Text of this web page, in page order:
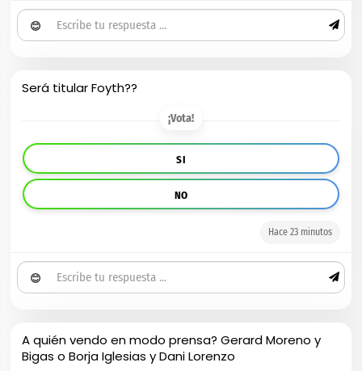
😊
Será titular Foyth??
¡Vota!
SI
NO
Hace 23 minutos
😊
A quién vendo en modo prensa? Gerard Moreno y
Bigas o Borja Iglesias y Dani Lorenzo